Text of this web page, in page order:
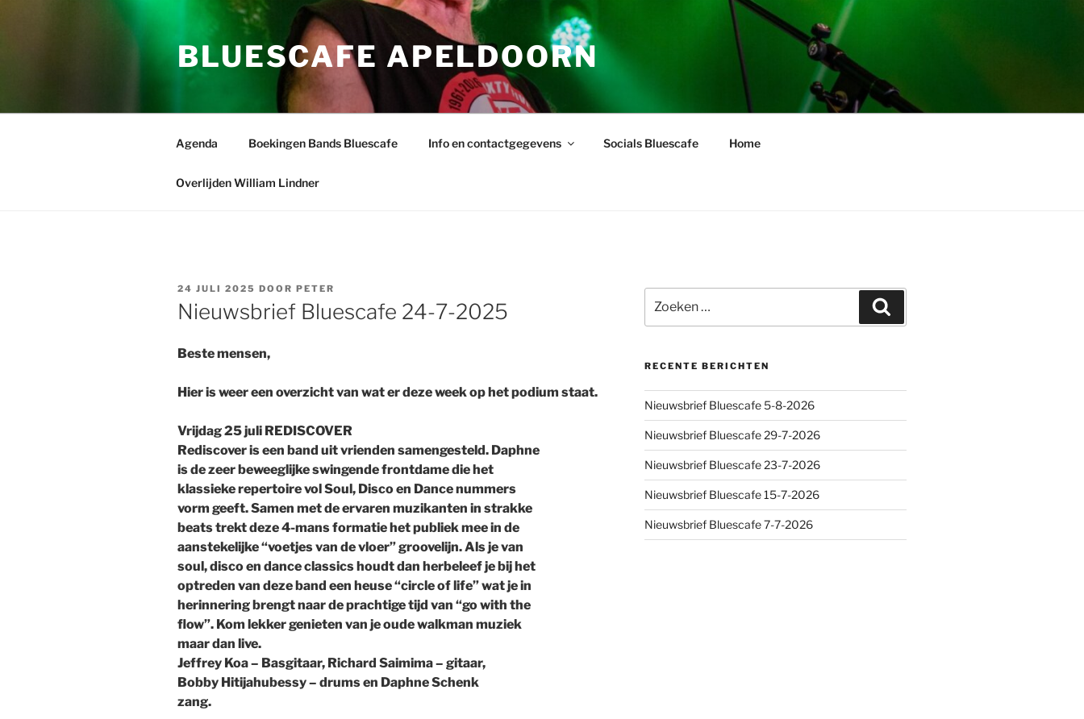
BLUESCAFE APELDOORN
Agenda Boekingen Bands Bluescafe Info en contactgegevens Socials Bluescafe Home
Overlijden William Lindner
GEPLAATST
OP
24 JULI 2025 DOOR PETER
Nieuwsbrief Bluescafe 24-7-2025
Beste mensen,
Hier is weer een overzicht van wat er deze week op het podium staat.
Vrijdag 25 juli REDISCOVER
Rediscover is een band uit vrienden samengesteld. Daphne
is de zeer beweeglijke swingende frontdame die het
klassieke repertoire vol Soul, Disco en Dance nummers
vorm geeft. Samen met de ervaren muzikanten in strakke
beats trekt deze 4-mans formatie het publiek mee in de
aanstekelijke “voetjes van de vloer” groovelijn. Als je van
soul, disco en dance classics houdt dan herbeleef je bij het
optreden van deze band een heuse “circle of life” wat je in
herinnering brengt naar de prachtige tijd van “go with the
flow”. Kom lekker genieten van je oude walkman muziek
maar dan live.
Jeffrey Koa – Basgitaar, Richard Saimima – gitaar,
Bobby Hitijahubessy – drums en Daphne Schenk
zang.
naar:
RECENTE BERICHTEN
Nieuwsbrief Bluescafe 5-8-2026
Nieuwsbrief Bluescafe 29-7-2026
Nieuwsbrief Bluescafe 23-7-2026
Nieuwsbrief Bluescafe 15-7-2026
Nieuwsbrief Bluescafe 7-7-2026